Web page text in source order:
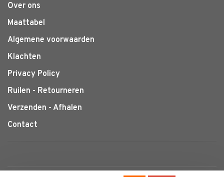
Over ons
Maattabel
Algemene voorwaarden
Klachten
Privacy Policy
Ruilen - Retourneren
Verzenden - Afhalen
Contact